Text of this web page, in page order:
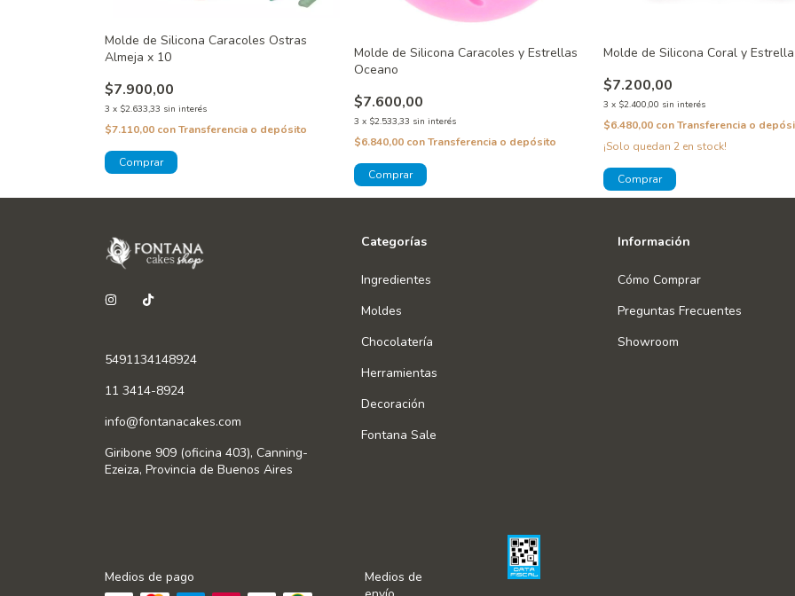
Molde de Silicona Caracoles Ostras
Almeja x 10
$7.900,00
3 x $2.633,33 sin interés
$7.110,00 conTransferencia o depósito
Molde de Silicona Caracoles y Estrellas
Oceano
$7.600,00
3 x $2.533,33 sin interés
$6.840,00 conTransferencia o depósito
Molde de Silicona Coral y
$7.200,00
3 x $2.400,00 sin interés
$6.480,00 conTransferencia o
¡Solo quedan 2 en stock!
5491134148924
11 3414-8924
info@fontanacakes.com
Giribone 909 (oficina 403), Canning-
Ezeiza, Provincia de Buenos Aires
Categorías
Ingredientes
Moldes
Chocolatería
Herramientas
Decoración
Fontana Sale
Información
Cómo Comprar
Preguntas Frecuentes
Showroom
Medios de pago
Medios de